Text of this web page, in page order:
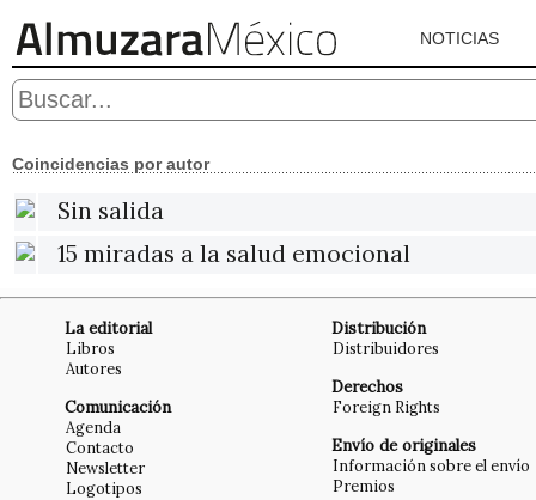
NOTICIAS
Coincidencias por autor
Sin salida
15 miradas a la salud emocional
La editorial
Libros
Autores
Comunicación
Agenda
Contacto
Newsletter
Logotipos
Distribución
Distribuidores
Derechos
Foreign Rights
Envío de originales
Información sobre el envío
Premios